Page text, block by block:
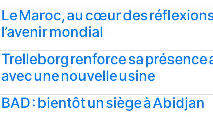
Le Maroc, au cœur des
l’avenir mondial
Trelleborg renforce sa présence
avec une nouvelle usine
BAD : bientôt un siège à Abidjan